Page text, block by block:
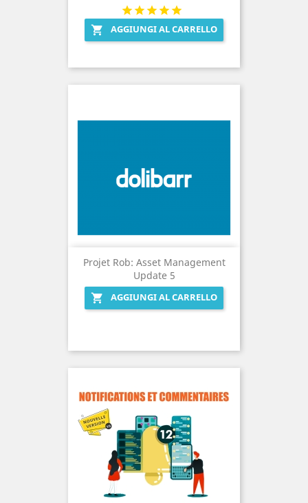
 AGGIUNGI AL CARRELLO
Projet Rob: Asset Management
Update 5

AGGIUNGI AL CARRELLO